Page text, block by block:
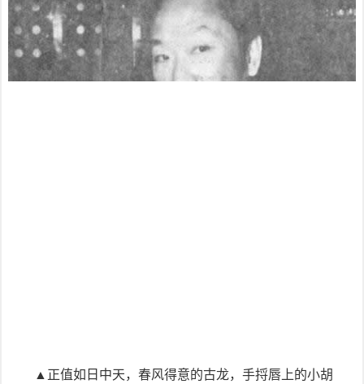
▲正值如日中天，春风得意的古龙，手捋唇上的小胡